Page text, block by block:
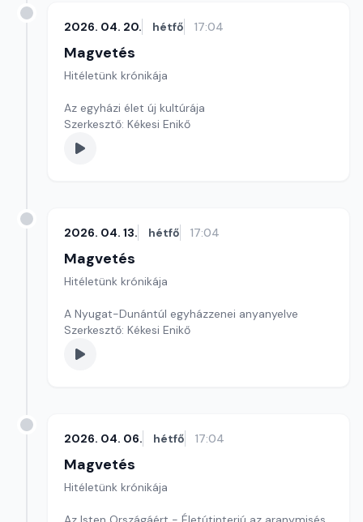
2026. 04. 20. hétfő 17:04
Magvetés
Hitéletünk krónikája
Az egyházi élet új kultúrája
Szerkesztő: Kékesi Enikő
2026. 04. 13. hétfő 17:04
Magvetés
Hitéletünk krónikája
A Nyugat-Dunántúl egyházzenei anyanyelve
Szerkesztő: Kékesi Enikő
2026. 04. 06. hétfő 17:04
Magvetés
Hitéletünk krónikája